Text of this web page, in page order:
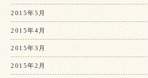
2015年5月
2015年4月
2015年3月
2015年2月